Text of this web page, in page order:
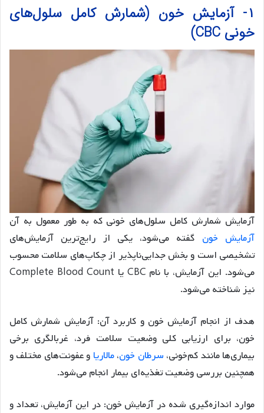
۱- آزمایش خون (شمارش کامل سلول‌های
خونی CBC)
آزمایش شمارش کامل سلول‌های خونی که به طور معمول به آن
آزمایش خون گفته می‌شود، یکی از رایج‌ترین آزمایش‌های
تشخیصی است و بخش جدایی‌ناپذیر از چکاپ‌های سلامت محسوب
می‌شود. این آزمایش، با نام CBC یا Complete Blood Count
نیز شناخته می‌شود.
هدف از انجام آزمایش خون و کاربرد آن: آزمایش شمارش کامل
خون، برای ارزیابی کلی وضعیت سلامت فرد، غربالگری برخی
بیماری‌ها مانند کم‌خونی، سرطان خون،مالاریا و عفونت‌های مختلف و
همچنین بررسی وضعیت تغذیه‌ای بیمار انجام می‌شود.
موارد اندازه‌گیری شده در آزمایش خون: در این آزمایش، تعداد و